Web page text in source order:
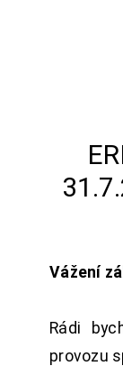
Vážení
Rádi
provozu